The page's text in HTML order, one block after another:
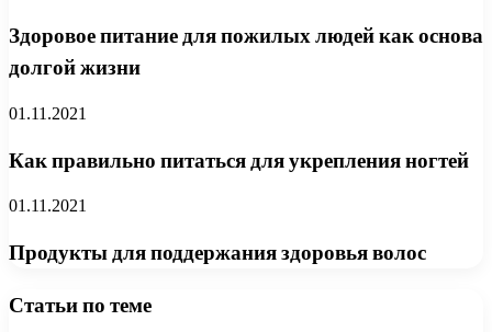
Здоровое питание для пожилых людей как основа
долгой жизни
01.11.2021
Как правильно питаться для укрепления ногтей
01.11.2021
Продукты для поддержания здоровья волос
Статьи по теме